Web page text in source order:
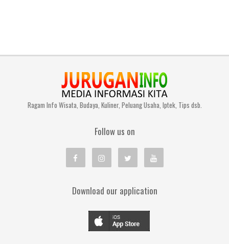
Ragam Info Wisata, Budaya, Kuliner, Peluang Usaha, Iptek, Tips dsb.
Follow us on
Download our application